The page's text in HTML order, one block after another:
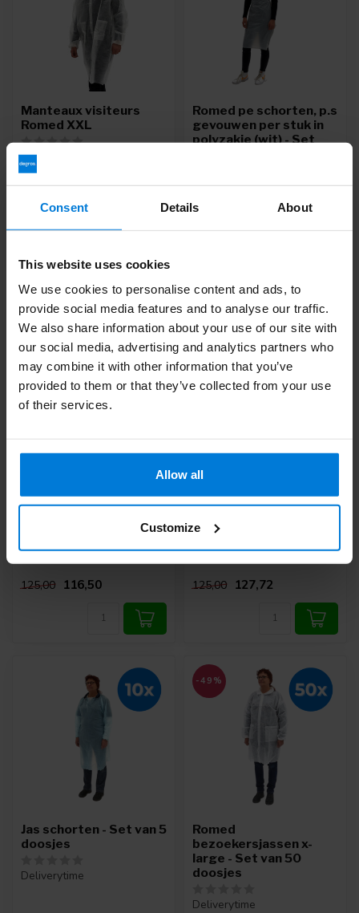
Consent Details About
This website uses cookies
We use cookies to personalise content and ads, to
provide social media features and to analyse our traffic.
We also share information about your use of our site with
our social media, advertising and analytics partners who
may combine it with other information that you’ve
provided to them or that they’ve collected from your use
of their services.
Allow all
Customize
Manteaux visiteurs
Romed XXL
Deliverytime
2,56
Romed pe schorten, p.s
gevouwen per stuk in
polyzakje (wit) - Set
Deliverytime
-7%
large - Set van 50
Deliverytime
125,00 116,50
Romed
- Set van 50 doosjes
Deliverytime
125,00 127,72
Jas schorten - Set van 5
doosjes
Deliverytime
-49%
Romed
bezoekersjassen x-
large - Set van 50
doosjes
Deliverytime